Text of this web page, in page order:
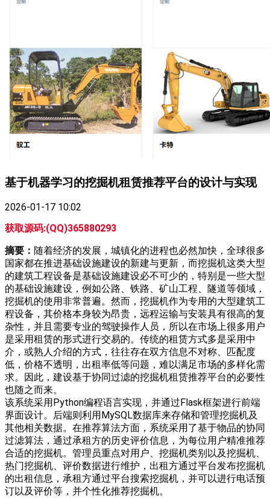
基于机器学习的挖掘机租赁推荐平台的设计与实现
2026-01-17 10:02
获取源码:(QQ)365880293
摘要： 随着经济的发展，城镇化的进程也必然加快，全球很多
国家都在推进基础设施建设的新建与更新，而挖掘机这类大型
的建筑工程设备是基础设施建设必不可少的，特别是一些大型
的基础设施建设，例如公路、铁路、矿山工程、隧道等领域，
挖掘机的使用非常普遍。然而，挖掘机作为专用的大型建筑工
程设备，其价格本身较为昂贵，远程运输与安装具有很高的复
杂性，并且需要专业的驾驶操作人员，所以在市场上很多用户
是采用租赁的形式进行交易的。传统的租赁方式多是采用中
介，或熟人介绍的方式，往往存在双方信息不对称、匹配度
低，价格不透明，出租率低等问题，难以满足市场的多样化需
求。因此，建设基于协同过滤的挖掘机租赁推荐平台的必要性
也随之而来。
该系统采用Python编程语言实现，并通过Flask框架进行前端
界面设计。后端则利用MySQL数据库来存储和管理挖掘机及
其他相关数据。在推荐算法方面，系统采用了基于物品的协同
过滤算法，通过承租方的历史评价信息，为每位用户精准推荐
合适的挖掘机。管理员重点对用户、挖掘机类别以及挖掘机、
热门挖掘机、评价数据进行维护，出租方通过平台发布挖掘机
的出租信息，承租方通过平台搜索挖掘机，并可以进行电话预
订以及评价等，并个性化推荐挖掘机。